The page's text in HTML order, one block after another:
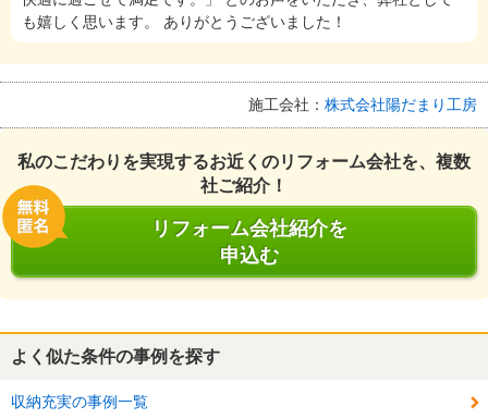
も嬉しく思います。 ありがとうございました！
施工会社： 株式会社陽だまり工房
私のこだわりを実現するお近くのリフォーム会社を、複数
社ご紹介！
リフォーム会社紹介を
申込む
よく似た条件の事例を探す
収納充実の事例一覧